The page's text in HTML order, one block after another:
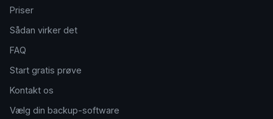
Priser
Sådan virker det
FAQ
Start gratis prøve
Kontakt os
Vælg din backup-software